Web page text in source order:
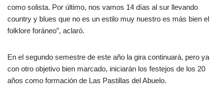
como solista. Por último, nos vamos 14 días al sur llevando
country y blues que no es un estilo muy nuestro es más bien el
folklore foráneo”, aclaró.
En el segundo semestre de este año la gira continuará, pero ya
con otro objetivo bien marcado, iniciarán los festejos de los 20
años como formación de Las Pastillas del Abuelo.